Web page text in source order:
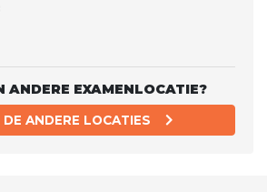
ANDERE EXAMENLOCATIE?
DE ANDERE LOCATIES